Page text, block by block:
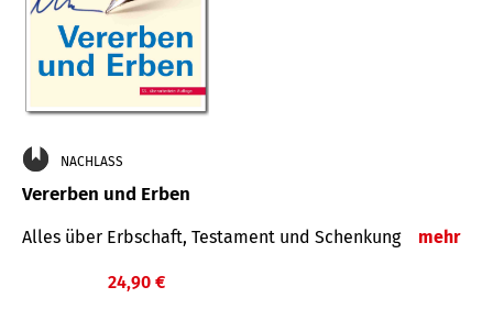
NACHLASS
Vererben und Erben
Alles über Erbschaft, Testament und Schenkung mehr
24,90 €